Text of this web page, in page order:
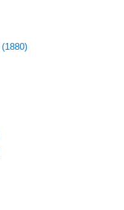
(1880)